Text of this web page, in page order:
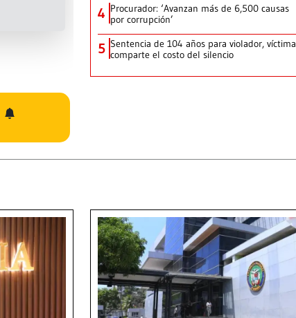
4 Procurador: ‘Avanzan más de 6,500 causas
por corrupción’
5 Sentencia de 104 años para violador, víctima
comparte el costo del silencio